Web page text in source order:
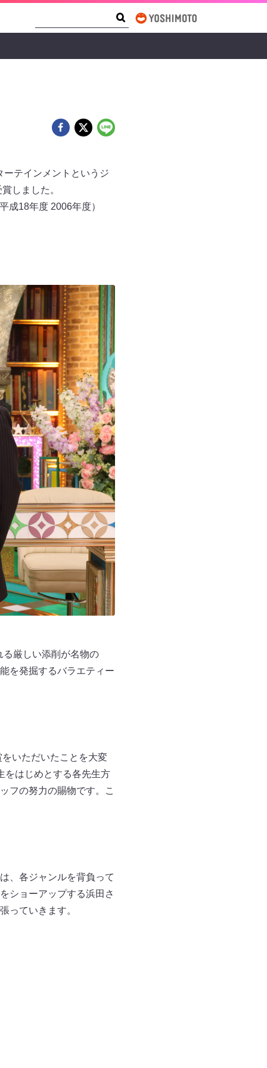
テインメントというジ
しました。
成18年度 2006年度）
厳しい添削が名物の
を発掘するバラエティー
いただいたことを大変
をはじめとする各先生方
フの努力の賜物です。こ
、各ジャンルを背負って
ショーアップする浜田さ
っていきます。